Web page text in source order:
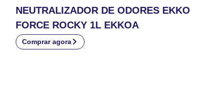
NEUTRALIZADOR DE ODORES EKKO
FORCE ROCKY 1L EKKOA
Comprar agora